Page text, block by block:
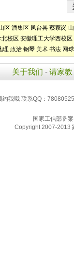
区 潘集区 凤台县 蔡家岗
校区 安徽理工大学西校区
理 政治 钢琴 美术 书法 网球
关于我们 - 请家教
我哦 联系QQ：
国家工信部备
Copyright 2007-2013